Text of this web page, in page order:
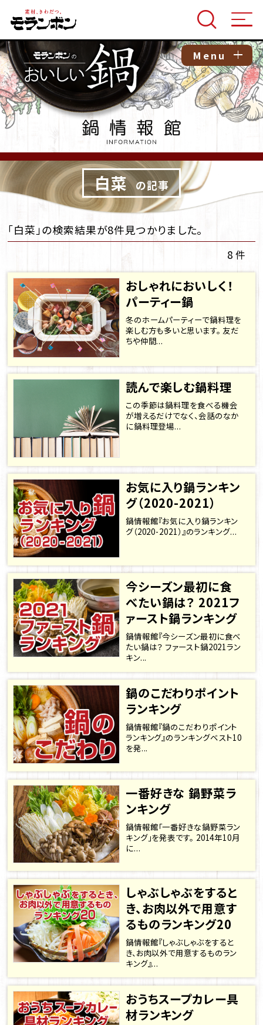
Menu
白菜 の記事
「白菜」の検索結果が8件見つかりました。
8 件
おしゃれにおいしく！
パーティー鍋
冬のホームパーティーで鍋料理を
楽しむ方も多いと思います。 友だ
ちや仲間...
読んで楽しむ鍋料理
この季節は鍋料理を食べる機会
が増えるだけでなく、会話のなか
に鍋料理登場...
お気に入り鍋ランキン
グ（2020-2021）
鍋情報館『お気に入り鍋ランキン
グ（2020-2021）』のランキング...
今シーズン最初に食
べたい鍋は？ 2021フ
ァースト鍋ランキング
鍋情報館『今シーズン最初に食べ
たい鍋は？ ファースト鍋2021ラン
キン...
鍋のこだわりポイント
ランキング
鍋情報館『鍋のこだわりポイント
ランキング』のランキングベスト10
を発...
一番好きな 鍋野菜ラ
ンキング
鍋情報館「一番好きな鍋野菜ラン
キング」を発表です。 2014年10月
に...
しゃぶしゃぶをすると
き、お肉以外で用意す
るものランキング20
鍋情報館『しゃぶしゃぶをすると
き、お肉以外で用意するものラン
キング』...
おうちスープカレー具
材ランキング